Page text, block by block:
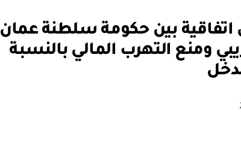
٢٠٠٣ بالتصديق على اتفاقية بين حكومة سلطنة عمان
ومنع التهرب المالي بالنسبة